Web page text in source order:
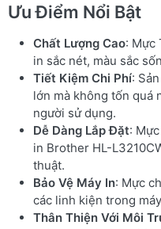
Ưu Điểm Nổi Bật
Chất Lượng Cao: Mực
in sắc nét, màu sắc
Tiết Kiệm Chi Phí:
lớn mà không tốn quá
người sử dụng.
Dễ Dàng Lắp Đặt:
in Brother HL-
thuật.
Bảo Vệ Máy In: Mực
các linh kiện trong
Thân Thiện Với Môi